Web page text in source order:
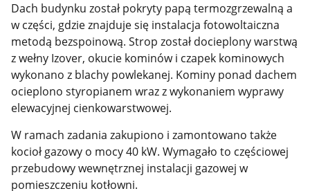
Dach budynku został pokryty papą termozgrzewalną a
w części, gdzie znajduje się instalacja fotowoltaiczna
metodą bezspoinową. Strop został docieplony warstwą
z wełny Izover, okucie kominów i czapek kominowych
wykonano z blachy powlekanej. Kominy ponad dachem
ocieplono styropianem wraz z wykonaniem wyprawy
elewacyjnej cienkowarstwowej.
W ramach zadania zakupiono i zamontowano także
kocioł gazowy o mocy 40 kW. Wymagało to częściowej
przebudowy wewnętrznej instalacji gazowej w
pomieszczeniu kotłowni.